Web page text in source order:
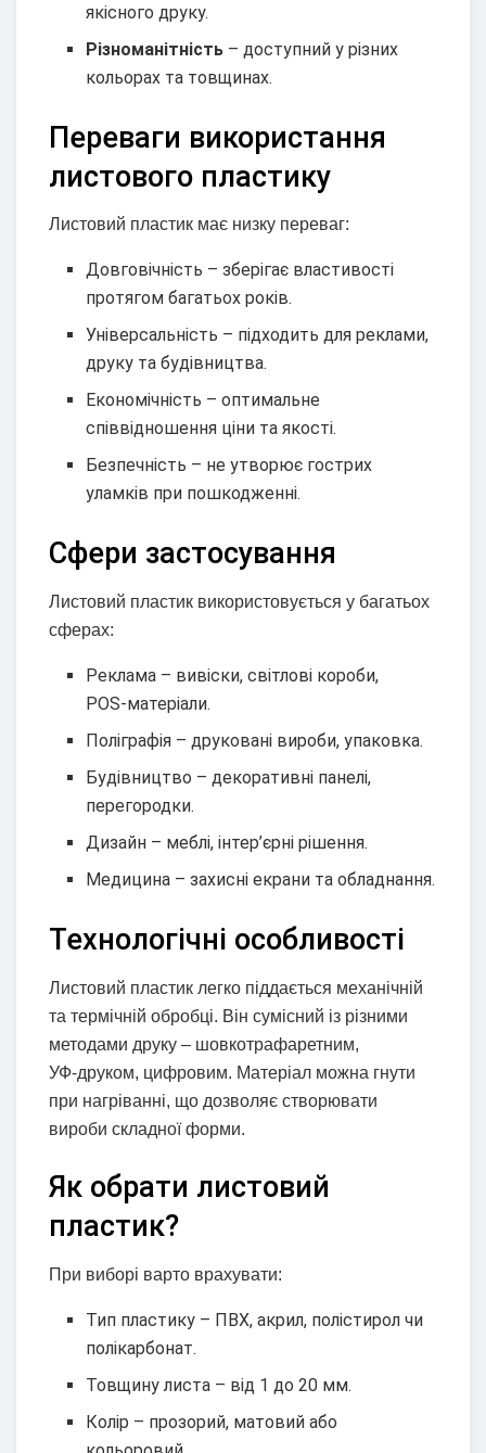
якісного друку.
Різноманітність – доступний у різних
кольорах та товщинах.
Переваги використання
листового пластику
Листовий пластик має низку переваг:
Довговічність – зберігає властивості
протягом багатьох років.
Універсальність – підходить для реклами,
друку та будівництва.
Економічність – оптимальне
співвідношення ціни та якості.
Безпечність – не утворює гострих
уламків при пошкодженні.
Сфери застосування
Листовий пластик використовується у багатьох
сферах:
Реклама – вивіски, світлові короби,
POS‑матеріали.
Поліграфія – друковані вироби, упаковка.
Будівництво – декоративні панелі,
перегородки.
Дизайн – меблі, інтер’єрні рішення.
Медицина – захисні екрани та обладнання.
Технологічні особливості
Листовий пластик легко піддається механічній
та термічній обробці. Він сумісний із різними
методами друку – шовкотрафаретним,
УФ‑друком, цифровим. Матеріал можна гнути
при нагріванні, що дозволяє створювати
вироби складної форми.
Як обрати листовий
пластик?
При виборі варто врахувати:
Тип пластику – ПВХ, акрил, полістирол чи
полікарбонат.
Товщину листа – від 1 до 20 мм.
Колір – прозорий, матовий або